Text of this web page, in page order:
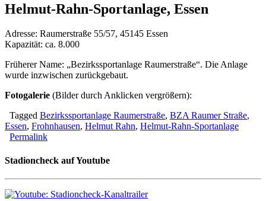
Helmut-Rahn-Sportanlage, Essen
Adresse: Raumerstraße 55/57, 45145 Essen
Kapazität: ca. 8.000
Früherer Name: „Bezirkssportanlage Raumerstraße“. Die Anlage
wurde inzwischen zurückgebaut.
Fotogalerie (Bilder durch Anklicken vergrößern):
Tagged Bezirkssportanlage Raumerstraße, BZA Raumer Straße,
Essen, Frohnhausen, Helmut Rahn, Helmut-Rahn-Sportanlage
Permalink
Stadioncheck auf Youtube